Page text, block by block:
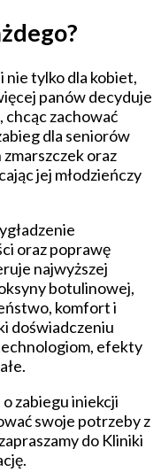
tylko dla kobiet,
panów decyduje
chcąc zachować
dla seniorów
oraz
jej młodzieńczy
oraz poprawę
najwyższej
botulinowej,
komfort i
doświadczeniu
efekty
zabiegu iniekcji
swoje potrzeby z
do Kliniki